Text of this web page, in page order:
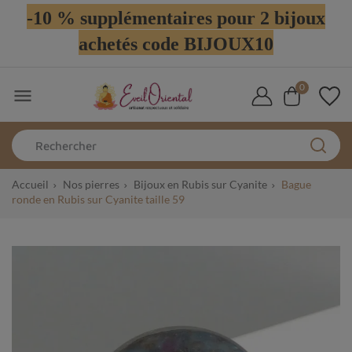
-10 % supplémentaires pour 2 bijoux
achetés code BIJOUX10
 0
Accueil Nos pierres Bijoux en Rubis sur Cyanite
Bague
ronde en Rubis sur Cyanite taille 59